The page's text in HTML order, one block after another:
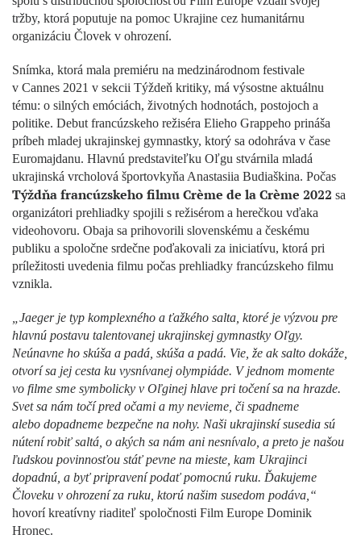
tržby, ktorá poputuje na pomoc Ukrajine cez humanitárnu
organizáciu Človek v ohrození.
Snímka, ktorá mala premiéru na medzinárodnom festivale
v Cannes 2021 v sekcii Týždeň kritiky, má výsostne aktuálnu
tému: o silných emóciách, životných hodnotách, postojoch a
politike. Debut francúzskeho režiséra Elieho Grappeho prináša
príbeh mladej ukrajinskej gymnastky, ktorý sa odohráva v čase
Euromajdanu. Hlavnú predstaviteľku Oľgu stvárnila mladá
ukrajinská vrcholová športovkyňa Anastasiia Budiaškina. Počas
Týždňa francúzskeho filmu Crème de la Crème 2022 sa
organizátori prehliadky spojili s režisérom a herečkou vďaka
videohovoru. Obaja sa prihovorili slovenskému a českému
publiku a spoločne srdečne poďakovali za iniciatívu, ktorá pri
príležitosti uvedenia filmu počas prehliadky francúzskeho filmu
vznikla.
„Jaeger je typ komplexného a ťažkého salta, ktoré je výzvou pre
hlavnú postavu talentovanej ukrajinskej gymnastky Oľgy.
Neúnavne ho skúša a padá, skúša a padá. Vie, že ak salto dokáže,
otvorí sa jej cesta ku vysnívanej olympiáde. V jednom momente
vo filme sme symbolicky v Oľginej hlave pri točení sa na hrazde.
Svet sa nám točí pred očami a my nevieme, či spadneme
alebo dopadneme bezpečne na nohy. Naši ukrajinskí susedia sú
nútení robiť saltá, o akých sa nám ani nesnívalo, a preto je našou
ľudskou povinnosťou stáť pevne na mieste, kam Ukrajinci
dopadnú, a byť pripravení podať pomocnú ruku. Ďakujeme
Človeku v ohrození za ruku, ktorú našim susedom podáva,“
hovorí kreatívny riaditeľ spoločnosti Film Europe Dominik
Hronec.